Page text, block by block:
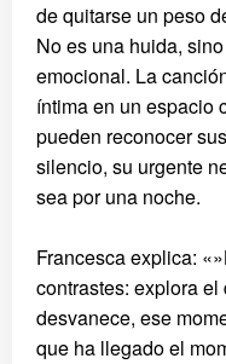
de quitarse un peso
No es una huida,
emocional. La
íntima en un espacio
pueden reconocer
silencio, su urgente
sea por una noche.
Francesca explica:
contrastes: explora
desvanece, ese
que ha llegado el